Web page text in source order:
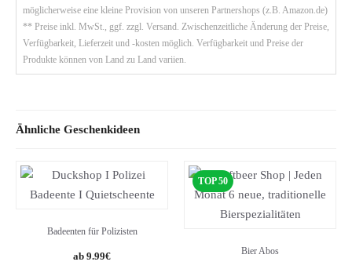
möglicherweise eine kleine Provision von unseren Partnershops (z.B. Amazon.de)
** Preise inkl. MwSt., ggf. zzgl. Versand. Zwischenzeitliche Änderung der Preise,
Verfügbarkeit, Lieferzeit und -kosten möglich. Verfügbarkeit und Preise der
Produkte können von Land zu Land variien.
Ähnliche Geschenkideen
Badeenten für Polizisten
9.99€
TOP 50
Bier Abos